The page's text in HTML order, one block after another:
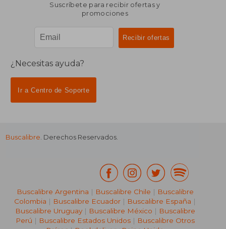
₡ 14.535
Suscríbete para recibir ofertas y
promociones
¿Necesitas ayuda?
Ir a Centro de Soporte
Buscalibre. Derechos Reservados.
Buscalibre Argentina | Buscalibre Chile | Buscalibre
Colombia | Buscalibre Ecuador | Buscalibre España |
Buscalibre Uruguay| Buscalibre México | Buscalibre
Perú | Buscalibre Estados Unidos| Buscalibre Otros